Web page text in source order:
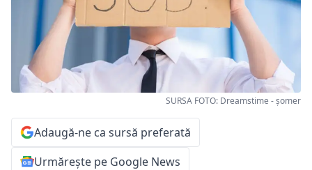
SURSA FOTO: Dreamstime - șomer
Adaugă-ne ca sursă preferată
Urmărește pe Google News